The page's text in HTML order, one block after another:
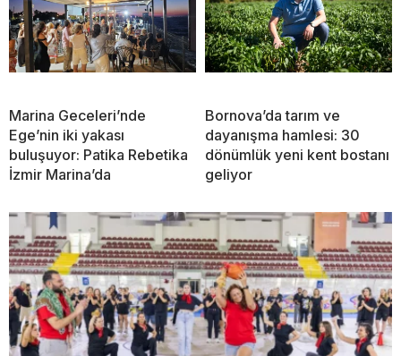
Marina Geceleri’nde
Ege’nin iki yakası
buluşuyor: Patika Rebetika
İzmir Marina’da
Bornova’da tarım ve
dayanışma hamlesi: 30
dönümlük yeni kent bostanı
geliyor